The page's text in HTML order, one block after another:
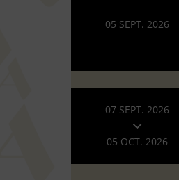
05 SEPT. 2026
07 SEPT. 2026
05 OCT. 2026